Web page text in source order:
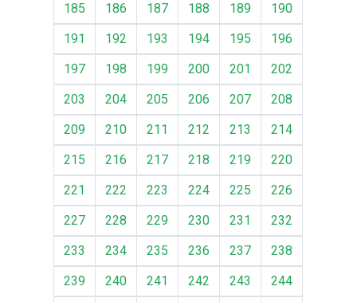
185
186 187 188 189
190
191
192 193 194 195
196
197
198 199 200 201
202
203
204 205 206 207
208
209
210 211 212 213
214
215
216 217 218 219
220
221
222 223 224 225
226
227
228 229 230 231
232
233
234 235 236 237
238
239
240 241 242 243
244